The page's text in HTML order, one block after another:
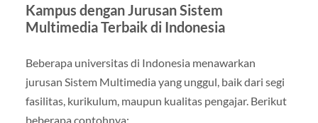
Kampus dengan Jurusan Sistem
Multimedia Terbaik di Indonesia
Beberapa universitas di Indonesia menawarkan
jurusan Sistem Multimedia yang unggul, baik dari segi
fasilitas, kurikulum, maupun kualitas pengajar. Berikut
beberapa contohnya: